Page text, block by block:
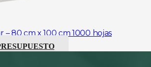
– 80 cm x 100 cm 1000 hojas